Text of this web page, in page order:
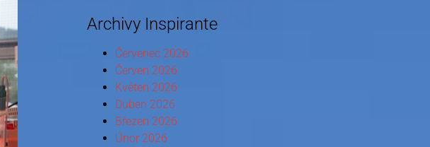
Archivy Inspirante
Červenec 2026
Červen 2026
Květen 2026
Duben 2026
Březen 2026
Únor 2026